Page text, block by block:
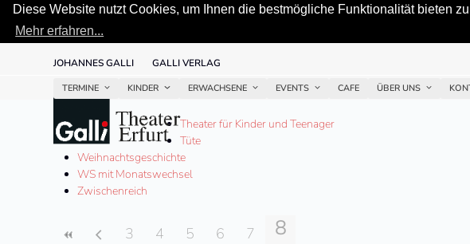
Diese Website nutzt Cookies, um Ihnen die bestmögliche Funktionalität bieten
Mehr erfahren...
JOHANNES GALLI GALLI VERLAG
TERMINE KINDER ERWACHSENE EVENTS CAFE ÜBER UNS
Theater für Kinder und Teenager
Tüte
Weihnachtsgeschichte
WS mit Monatswechsel
Zwischenreich
3 4 5 6 7 8